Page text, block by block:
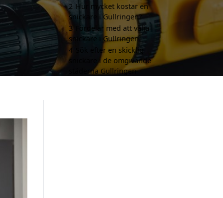
2 Hur mycket kostar en
snickare i Gullringen?
3
Fördelar med att välja
snickare i Gullringen
4
Sök efter en skicklig
snickare i de omgivande
städerna Gullringen